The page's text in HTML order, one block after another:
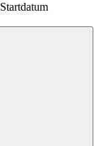
Startdatum